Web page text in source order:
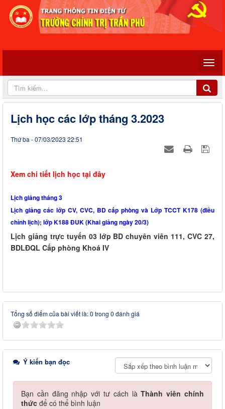
Lịch học các lớp tháng 3.2023
Thứ ba - 07/03/2023 22:51
Xem chi tiết lịch học tại đây
Lịch giảng tháng 3
Lịch giảng các lớp CV, CVC, BD cấp phòng và Lớp TCCT K178 (điều
chỉnh lịch); lớp K188 ĐUK (Khai giảng ngày 20/3)
Lịch giảng trực tuyến 03 lớp BD chuyên viên 111, CVC 27,
BDLĐQL Cấp phòng Khoá IV
Tổng số điểm của bài viết là: 0 trong 0 đánh giá
Ý kiến bạn đọc
Bạn cần đăng nhập với tư cách làThành viên chính
thức để có thể bình luận